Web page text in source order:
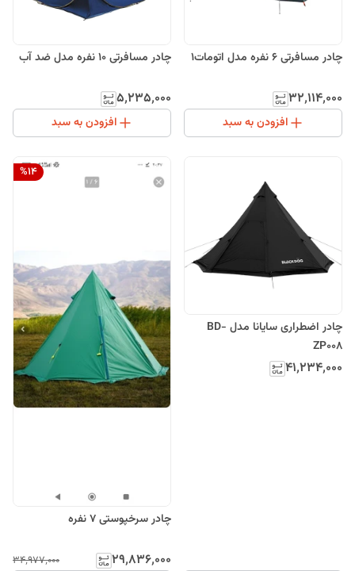
چادر مسافرتی 6 نفره مدل اتومات1
۳۲٬۱۱۴٬۰۰۰
افزودن به سبد
چادر مسافرتی 10 نفره مدل ضد آب
۵٬۲۳۵٬۰۰۰
افزودن به سبد
چادر اضطراری سایانا مدل BD-
ZP008
۴۱٬۲۳۴٬۰۰۰
%14
چادر سرخپوستی 7 نفره
۲۹٬۸۳۶٬۰۰۰ ۳۴٬۹۷۷٬۰۰۰